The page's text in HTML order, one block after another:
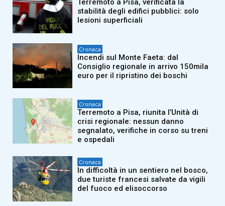
Terremoto a Pisa, verificata la
stabilità degli edifici pubblici: solo
lesioni superficiali
Cronaca
Incendi sul Monte Faeta: dal
Consiglio regionale in arrivo 150mila
euro per il ripristino dei boschi
Cronaca
Terremoto a Pisa, riunita l’Unità di
crisi regionale: nessun danno
segnalato, verifiche in corso su treni
e ospedali
Cronaca
In difficoltà in un sentiero nel bosco,
due turiste francesi salvate da vigili
del fuoco ed elisoccorso